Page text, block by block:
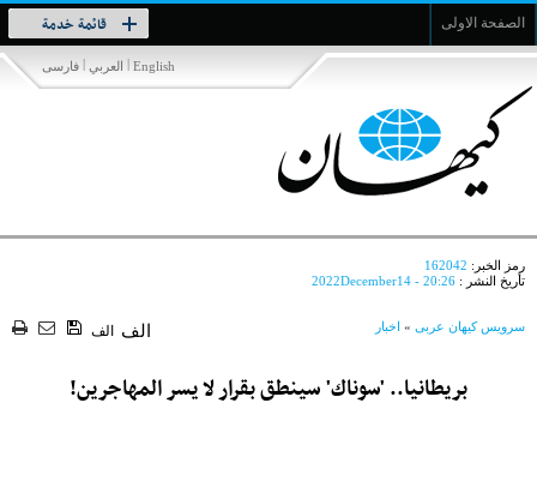
الصفحة الاولى قائمة خدمة
Toggle
navigation
فارسی | العربي | English
رمز الخبر: 162042
تأريخ النشر : 2022December14 - 20:26
سرویس کیهان عربی » اخبار الف الف
بريطانيا.. 'سوناك' سينطق بقرار لا يسر المهاجرين!